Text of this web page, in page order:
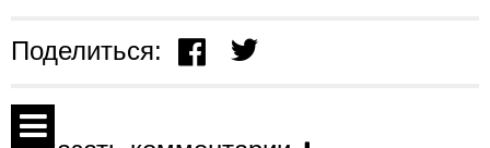
Поделиться: